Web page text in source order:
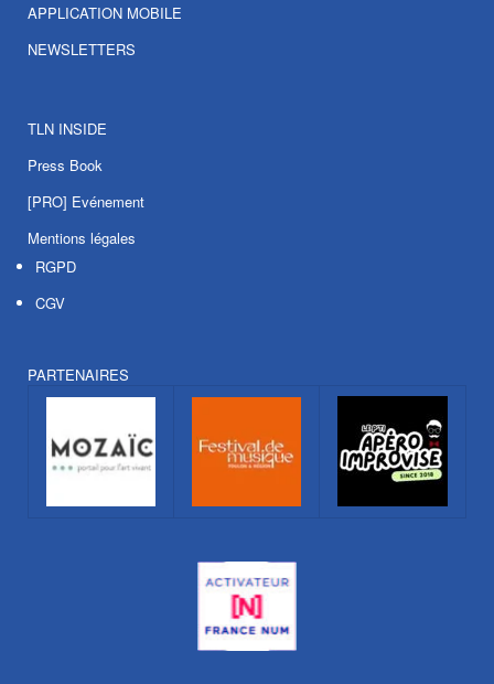
APPLICATION MOBILE
NEWSLETTERS
TLN INSIDE
Press Book
[PRO] Evénement
Mentions légales
RGPD
CGV
PARTENAIRES